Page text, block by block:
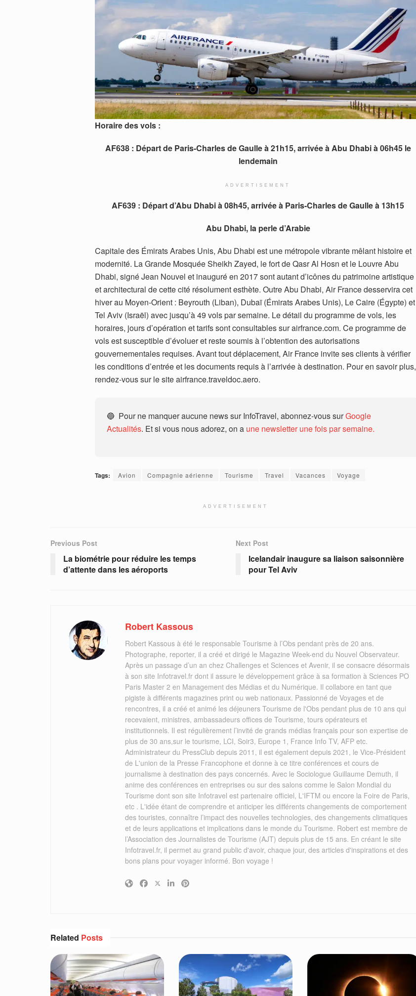
Horaire des vols :
AF638 : Départ de Paris-Charles de Gaulle à 21h15, arrivée à Abu Dhabi à 06h45 le
lendemain
ADVERTISEMENT
AF639 : Départ d’Abu Dhabi à 08h45, arrivée à Paris-Charles de Gaulle à 13h15
Abu Dhabi, la perle d’Arabie
Capitale des Émirats Arabes Unis, Abu Dhabi est une métropole vibrante mêlant histoire et
modernité. La Grande Mosquée Sheikh Zayed, le fort de Qasr Al Hosn et le Louvre Abu
Dhabi, signé Jean Nouvel et inauguré en 2017 sont autant d’icônes du patrimoine artistique
et architectural de cette cité résolument esthète. Outre Abu Dhabi, Air France desservira cet
hiver au Moyen-Orient : Beyrouth (Liban), Dubaï (Émirats Arabes Unis), Le Caire (Égypte) et
Tel Aviv (Israël) avec jusqu’à 49 vols par semaine. Le détail du programme de vols, les
horaires, jours d’opération et tarifs sont consultables sur airfrance.com. Ce programme de
vols est susceptible d’évoluer et reste soumis à l’obtention des autorisations
gouvernementales requises. Avant tout déplacement, Air France invite ses clients à vérifier
les conditions d’entrée et les documents requis à l’arrivée à destination. Pour en savoir plus,
rendez-vous sur le site airfrance.traveldoc.aero.
🔵 Pour ne manquer aucune news sur InfoTravel, abonnez-vous surGoogle
Actualités. Et si vous nous adorez, on a une newsletter une fois par semaine.
Tags: Avion Compagnie aérienne Tourisme Travel Vacances Voyage
ADVERTISEMENT
Previous Post
La biométrie pour réduire les temps
d’attente dans les aéroports
Next Post
Icelandair inaugure sa liaison saisonnière
pour Tel Aviv
Robert Kassous
Robert Kassous à été le responsable Tourisme à l’Obs pendant près de 20 ans.
Photographe, reporter, il a créé et dirigé le Magazine Week-end du Nouvel Observateur.
Après un passage d’un an chez Challenges et Sciences et Avenir, il se consacre désormais
à son site Infotravel.fr dont il assure le développement grâce à sa formation à Sciences PO
Paris Master 2 en Management des Médias et du Numérique. Il collabore en tant que
pigiste à différents magazines print ou web nationaux. Passionné de Voyages et de
rencontres, il a créé et animé les déjeuners Tourisme de l'Obs pendant plus de 10 ans qui
recevaient, ministres, ambassadeurs offices de Tourisme, tours opérateurs et
institutionnels. Il est régulièrement l’invité de grands médias français pour son expertise de
plus de 30 ans,sur le tourisme, LCI, Soir3, Europe 1, France Info TV, AFP etc.
Administrateur du PressClub depuis 2011, il est également depuis 2021, le Vice-Président
de L'union de la Presse Francophone et donne à ce titre conférences et cours de
journalisme à destination des pays concernés. Avec le Sociologue Guillaume Demuth, il
anime des conférences en entreprises ou sur des salons comme le Salon Mondial du
Tourisme dont son site Infotravel est partenaire officiel, L'IFTM ou encore la Foire de Paris,
etc . L'idée étant de comprendre et anticiper les différents changements de comportement
des touristes, connaître l’impact des nouvelles technologies, des changements climatiques
et de leurs applications et implications dans le monde du Tourisme. Robert est membre de
l’Association des Journalistes de Tourisme (AJT) depuis plus de 15 ans. En créant le site
Infotravel.fr, il permet au grand public d'avoir, chaque jour, des articles d'inspirations et des
bons plans pour voyager informé. Bon voyage !
Related Posts